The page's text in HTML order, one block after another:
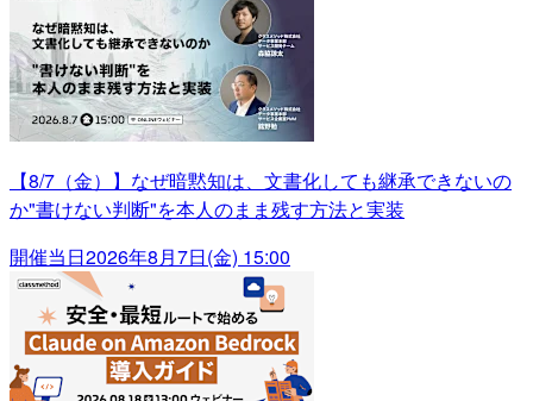
【8/7（金）】なぜ暗黙知は、文書化しても継承できないの
か"書けない判断"を本人のまま残す方法と実装
開催当日2026年8月7日(金) 15:00